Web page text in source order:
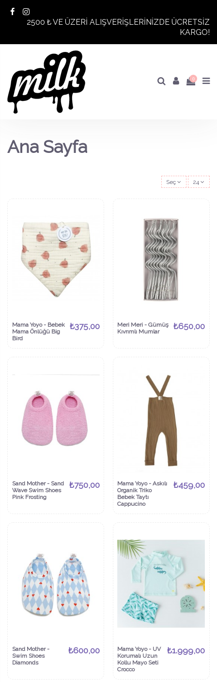
2500 ₺ VE ÜZERİ ALIŞVERİŞLERİNİZDE ÜCRETSİZ
KARGO!
0
Ana Sayfa
Seç 24
Mama Yoyo - Bebek
Mama Önlüğü Big
Bird
₺375,00
Meri Meri - Gümüş
Kıvrımlı Mumlar
₺650,00
Sand Mother - Sand
Wave Swim Shoes
Pink Frosting
₺750,00
Mama Yoyo - Askılı
Organik Triko
Bebek Taytı
Cappucino
₺459,00
Sand Mother -
Swim Shoes
Diamonds
₺600,00
Mama Yoyo - UV
Korumalı Uzun
Kollu Mayo Seti
Crocco
₺1.999,00